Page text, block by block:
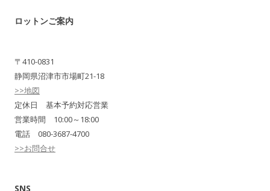
ロットンご案内
〒410-0831
静岡県沼津市市場町21-18
>>地図
定休日 基本予約対応営業
営業時間 10:00～18:00
電話 080-3687-4700
>>お問合せ
SNS